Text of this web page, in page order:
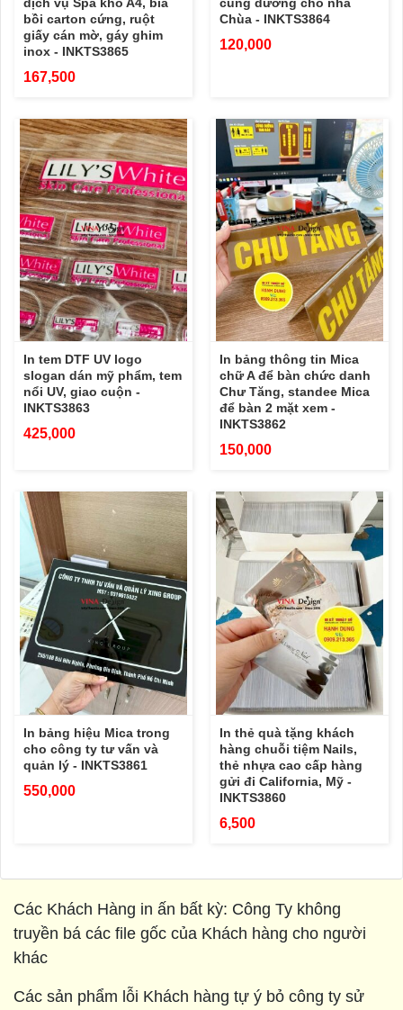
bồi carton cứng, ruột
giấy cán mờ, gáy ghim
inox - INKTS3865
167,500
Chùa - INKTS3864
120,000
In tem DTF UV logo
slogan dán mỹ phẩm, tem
nổi UV, giao cuộn -
INKTS3863
425,000
In bảng thông tin Mica
chữ A để bàn chức danh
Chư Tăng, standee Mica
để bàn 2 mặt xem -
INKTS3862
150,000
In bảng hiệu Mica trong
cho công ty tư vấn và
quản lý - INKTS3861
550,000
In thẻ quà tặng khách
hàng chuỗi tiệm Nails,
thẻ nhựa cao cấp hàng
gửi đi California, Mỹ -
INKTS3860
6,500
Các Khách Hàng in ấn bất kỳ: Công Ty không
truyền bá các file gốc của Khách hàng cho người
khác
Các sản phẩm lỗi Khách hàng tự ý bỏ công ty sử